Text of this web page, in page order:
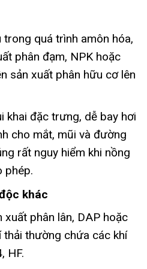
trong quá trình amôn hóa,
phân đạm, NPK hoặc
sản xuất phân hữu cơ lên
khai đặc trưng, dễ bay hơi
cho mắt, mũi và đường
rất nguy hiểm khi nồng
phép.
khác
xuất phân lân, DAP hoặc
thải thường chứa các khí
HF.